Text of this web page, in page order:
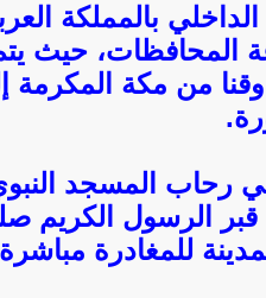
بالمملكة
من مكة المكرمة
رحاب المسجد
قبر الرسول الكريم
للمغادرة